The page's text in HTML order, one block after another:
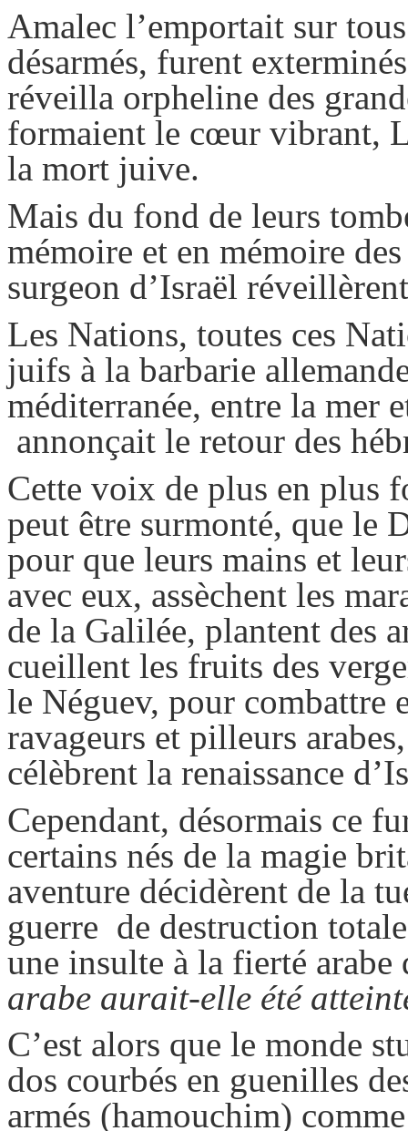
Amalec l’emportait sur
désarmés, furent
réveilla orpheline des
formaient le cœur vibrant,
la mort juive.
Mais du fond de leurs
mémoire et en mémoire
surgeon d’Israël
Les Nations, toutes ces
juifs à la barbarie
méditerranée, entre la mer
annonçait le retour des
Cette voix de plus en plus
peut être surmonté, que le
pour que leurs mains et
avec eux, assèchent les
de la Galilée, plantent des
cueillent les fruits des
le Néguev, pour combattre
ravageurs et pilleurs
célèbrent la renaissance
Cependant, désormais ce
certains nés de la magie
aventure décidèrent de la
guerre de destruction
une insulte à la fierté
arabe aurait-elle été
C’est alors que le monde
dos courbés en guenilles
armés (hamouchim)